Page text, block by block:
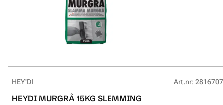
HEY'DI Art.nr:
HEYDI MURGRÅ 15KG SLEMMING